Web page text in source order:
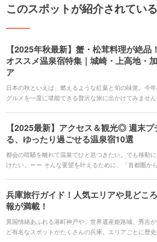
このスポットが紹介されてい
【2025年秋最新】蟹・松茸料理が絶品
オススメ温泉宿特集｜城崎・上高地・
ア
日本の秋といえば、燃えるような紅葉と旬の味覚。今
グルメを一度に堪能できる贅沢な旅に出かけてみませ
甘さや松茸の香りに包まれて、心も体も満たされる特
しましょう。 気になる宿を見つけたら、心からおすす
ス)](https://rlx.jp/)</u></b>で予約しましょう。 提供：
【2025最新】アクセス＆観光◎ 週末プ
る、ゆったり過ごせる温泉宿10選
都会の喧騒を離れて温泉でひと息つきたい。でも移動
けたい。ーー そんな要望を叶えるために、「首都圏か
要な都市から足を運びやすい温泉地の宿を厳選しまし
を独占できるラグジュアリー旅館から、歴史情緒あふれ
を計画してみませんか。 気になる宿を見つけたら、心
宿泊施設のみをご紹介するホテル・旅館の宿泊予約サ
兵庫旅行ガイド！人気エリアや見どこ
報が満載！
異国情緒あふれる港町神戸や、世界遺産姫路城、秀吉
ど有名なスポットがたくさんの兵庫。エリアごとに歴史